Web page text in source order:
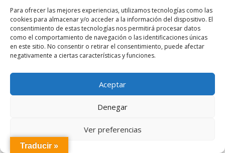
Para ofrecer las mejores experiencias, utilizamos tecnologías como las
cookies para almacenar y/o acceder a la información del dispositivo. El
consentimiento de estas tecnologías nos permitirá procesar datos
como el comportamiento de navegación o las identificaciones únicas
en este sitio. No consentir o retirar el consentimiento, puede afectar
negativamente a ciertas características y funciones.
Aceptar
Denegar
Ver preferencias
Acnaid 4
Actafarma 13
1
Traducir »